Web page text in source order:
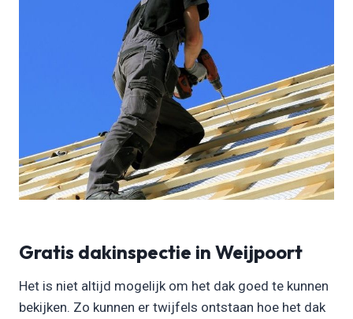
Gratis dakinspectie in Weijpoort
Het is niet altijd mogelijk om het dak goed te kunnen
bekijken. Zo kunnen er twijfels ontstaan hoe het dak